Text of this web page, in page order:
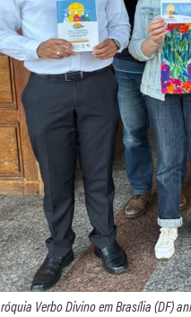
Verbo Divino em Brasília (DF)